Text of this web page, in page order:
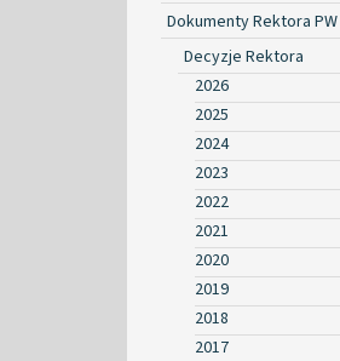
Dokumenty Rektora PW
Decyzje Rektora
2026
2025
2024
2023
2022
2021
2020
2019
2018
2017